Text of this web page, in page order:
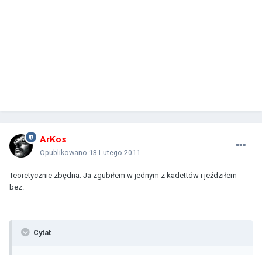
ArKos
Opublikowano 13 Lutego 2011
Teoretycznie zbędna. Ja zgubiłem w jednym z kadettów i jeździłem
bez.
Cytat